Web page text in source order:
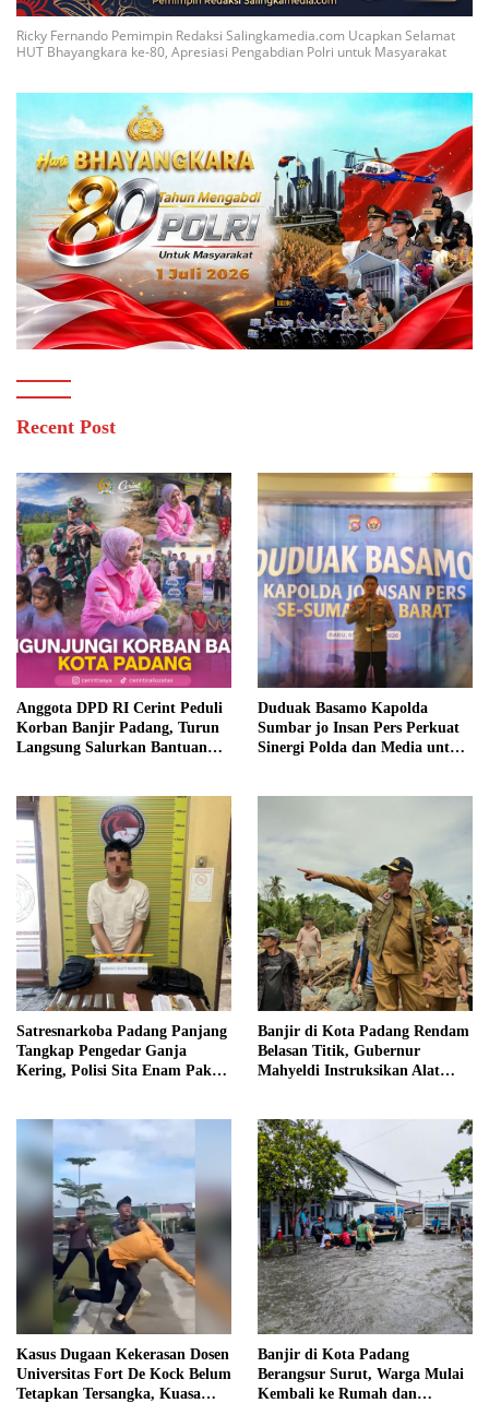
Ricky Fernando Pemimpin Redaksi Salingkamedia.com Ucapkan Selamat
HUT Bhayangkara ke-80, Apresiasi Pengabdian Polri untuk Masyarakat
Recent Post
Anggota DPD RI Cerint Peduli
Korban Banjir Padang, Turun
Langsung Salurkan Bantuan
Duduak Basamo Kapolda
Sumbar jo Insan Pers Perkuat
Sinergi Polda dan Media untuk
Satresnarkoba Padang Panjang
Tangkap Pengedar Ganja
Kering, Polisi Sita Enam Paket
Banjir di Kota Padang Rendam
Belasan Titik, Gubernur
Mahyeldi Instruksikan Alat
Kasus Dugaan Kekerasan Dosen
Universitas Fort De Kock Belum
Tetapkan Tersangka, Kuasa
Banjir di Kota Padang
Berangsur Surut, Warga Mulai
Kembali ke Rumah dan